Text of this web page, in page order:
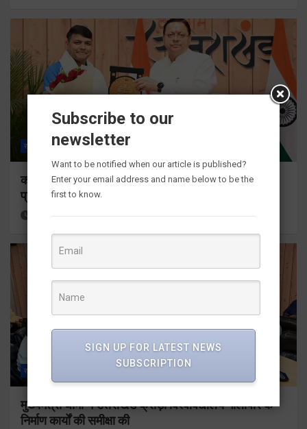
राज्य ALL देहरादून
कॉमनवेल्थ गेम्स 2026 के उत्तराखंड के पदक विजेताओं और
प्रशिक्षकों को मुख्यमंत्री धामी ने किया सम्मानित
राज्य
मुख्यमंत्री धामी ने उत्तराखंड क्रीड़ा विश्वविद्यालय गौलापार के
निर्माण कार्यों की समीक्षा की
Subscribe to our
newsletter
Want to be notified when our article is published?
Enter your email address and name below to be the
first to know.
SIGN UP FOR LATEST NEWS
SUBSCRIPTION